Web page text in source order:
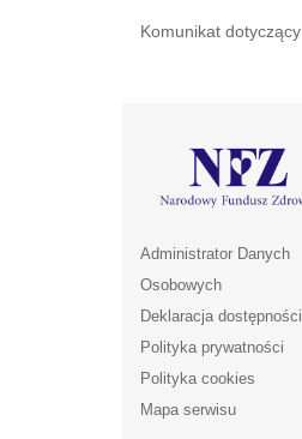
Komunikat
Administrator Danych
Osobowych
Deklaracja dostępności
Polityka prywatności
Polityka cookies
Mapa serwisu